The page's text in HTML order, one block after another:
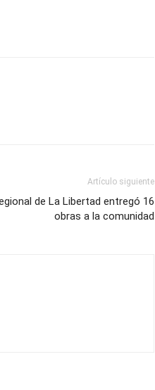
Artículo siguiente
de La Libertad entregó 16
obras a la comunidad